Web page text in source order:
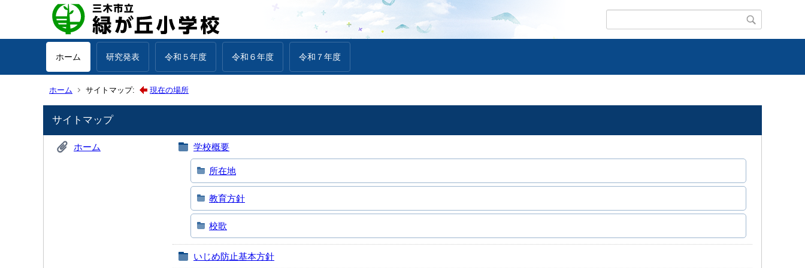
ホーム 研究発表 令和５年度 令和６年度 令和７年度
ホーム サイトマップ: 現在の場所
サイトマップ
ホーム 学校概要
所在地
教育方針
校歌
いじめ防止基本方針